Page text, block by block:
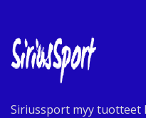
Siriussport myy tuotteet